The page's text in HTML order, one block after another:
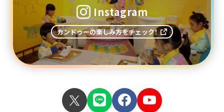
Instagram
カンドゥーの楽しみ方をチェック！